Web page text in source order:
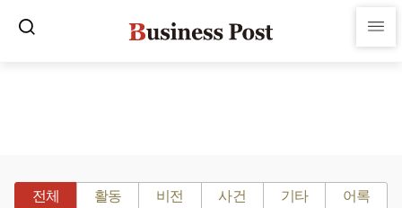
전체 활동 비전 사건 기타 어록